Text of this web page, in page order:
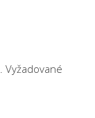
Vyžadované